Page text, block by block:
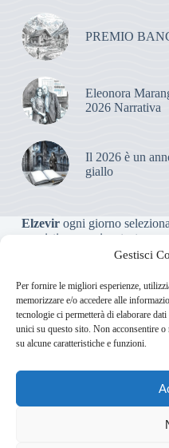
Gestisci
Per fornire le migliori esperienze,
memorizzare e/o accedere alle
tecnologie ci permetterà di elaborare
unici su questo sito. Non acconsentire
su alcune caratteristiche e funzioni.
PREMIO
Eleonora
2026 Narrativa
Il 2026 è un
giallo
Elzevirogni giorno
saggistica, poesia e teatro.
Testata giornalistica online
riceve contributi o
bis della legge 103/2012
Via Usodimare 3 - 37138